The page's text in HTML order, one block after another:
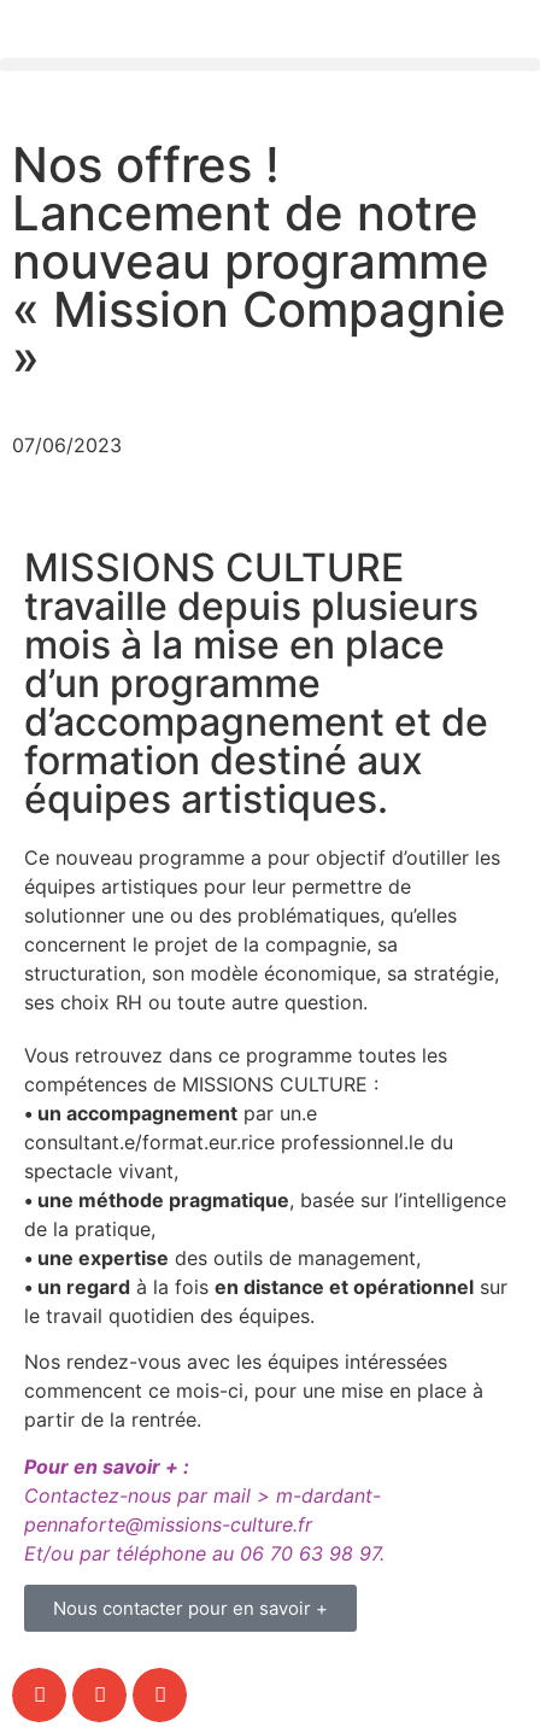
Nos offres !
Lancement de notre
nouveau programme
« Mission Compagnie
»
07/06/2023
MISSIONS CULTURE
travaille depuis plusieurs
mois à la mise en place
d’un programme
d’accompagnement et de
formation destiné aux
équipes artistiques.
Ce nouveau programme a pour objectif d’outiller les
équipes artistiques pour leur permettre de
solutionner une ou des problématiques, qu’elles
concernent le projet de la compagnie, sa
structuration, son modèle économique, sa stratégie,
ses choix RH ou toute autre question.
Vous retrouvez dans ce programme toutes les
compétences de MISSIONS CULTURE :
• un accompagnement par un.e
consultant.e/format.eur.rice professionnel.le du
spectacle vivant,
• une méthode pragmatique, basée sur l’intelligence
de la pratique,
• une expertise des outils de management,
• un regard à la fois en distance et opérationnel sur
le travail quotidien des équipes.
Nos rendez-vous avec les équipes intéressées
commencent ce mois-ci, pour une mise en place à
partir de la rentrée.
Pour en savoir + :
Contactez-nous par mail > m-dardant-
pennaforte@missions-culture.fr
Et/ou par téléphone au 06 70 63 98 97.
Nous contacter pour en savoir +